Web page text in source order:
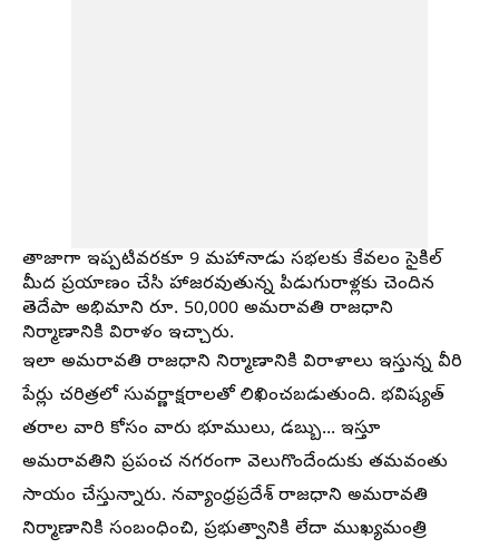
తాజాగా ఇప్పటివరకూ 9 మహానాడు సభలకు కేవలం సైకిల్
మీద ప్రయాణం చేసి హాజరవుతున్న పిడుగురాళ్లకు చెందిన
తెదేపా అభిమాని రూ. 50,000 అమరావతి రాజధాని
నిర్మాణానికి విరాళం ఇచ్చారు.
ఇలా అమరావతి రాజధాని నిర్మాణానికి విరాళాలు ఇస్తున్న వీరి
పేర్లు చరిత్రలో సువర్ణాక్షరాలతో లిఖించబడుతుంది. భవిష్యత్
తరాల వారి కోసం వారు భూములు, డబ్బు... ఇస్తూ
అమరావతిని ప్రపంచ నగరంగా వెలుగొందేందుకు తమవంతు
సాయం చేస్తున్నారు. నవ్యాంధ్రప్రదేశ్ రాజధాని అమరావతి
నిర్మాణానికి సంబంధించి, ప్రభుత్వానికి లేదా ముఖ్యమంత్రి